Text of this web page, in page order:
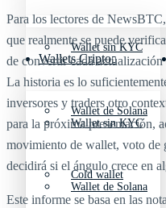
Wallet sin KYC
Wallet de Solana
Cold wallet
Wallets Cripto
Wallet sin KYC
Wallet de Solana
Para los lectores de
que realmente se puede
de convertir cada
La historia es lo
inversores y traders otro
para la próxima presentación,
movimiento de wallet, voto de
decidirá si el ángulo crece en
Este informe se basa en las